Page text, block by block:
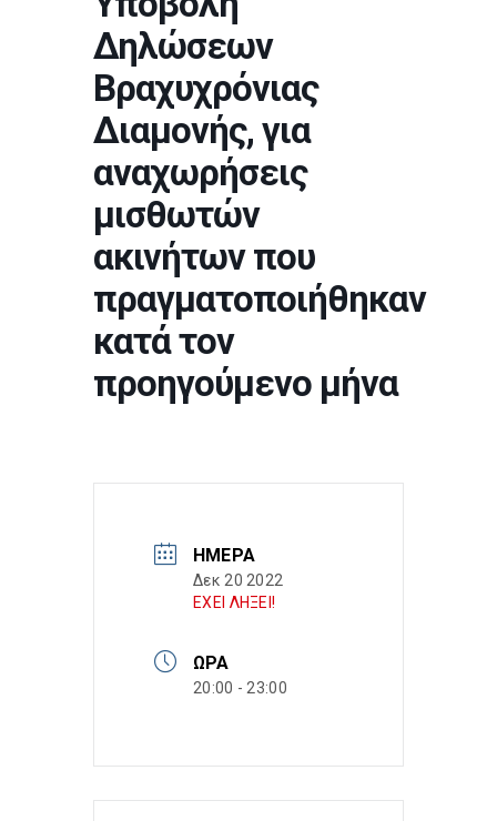
Δηλώσεων
Βραχυχρόνιας
Διαμονής, για
αναχωρήσεις
μισθωτών
ακινήτων που
πραγματοποιήθηκαν
κατά τον
προηγούμενο μήνα
ΗΜΈΡΑ
Δεκ 20 2022
ΕΧΕΙ ΛΗΞΕΙ!
ΏΡΑ
20:00 - 23:00